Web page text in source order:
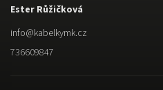
Ester Růžičková
info@kabelkymk.cz
736609847